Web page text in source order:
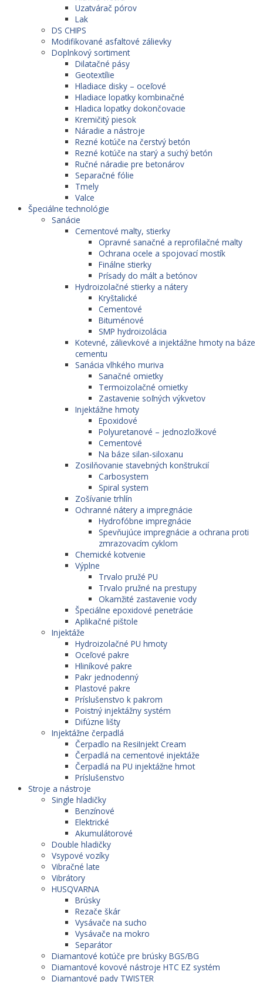
Uzatvárač pórov
Lak
DS CHIPS
Modifikované asfaltové zálievky
Doplnkový sortiment
Dilatačné pásy
Geotextílie
Hladiace disky – oceľové
Hladiace lopatky kombinačné
Hladica lopatky dokončovacie
Kremičitý piesok
Náradie a nástroje
Rezné kotúče na čerstvý betón
Rezné kotúče na starý a suchý betón
Ručné náradie pre betonárov
Separačné fólie
Tmely
Valce
Špeciálne technológie
Sanácie
Cementové malty, stierky
Opravné sanačné a reprofilačné malty
Ochrana ocele a spojovací mostík
Finálne stierky
Prísady do mált a betónov
Hydroizolačné stierky a nátery
Kryštalické
Cementové
Bituménové
SMP hydroizolácia
Kotevné, zálievkové a injektážne hmoty na báze
cementu
Sanácia vlhkého muriva
Sanačné omietky
Termoizolačné omietky
Zastavenie soľných výkvetov
Injektážne hmoty
Epoxidové
Polyuretanové – jednozložkové
Cementové
Na báze silan-siloxanu
Zosilňovanie stavebných konštrukcií
Carbosystem
Spiral system
Zošívanie trhlín
Ochranné nátery a impregnácie
Hydrofóbne impregnácie
Spevňujúce impregnácie a ochrana proti
zmrazovacím cyklom
Chemické kotvenie
Výplne
Trvalo pružé PU
Trvalo pružné na prestupy
Okamžité zastavenie vody
Špeciálne epoxidové penetrácie
Aplikačné pištole
Injektáže
Hydroizolačné PU hmoty
Oceľové pakre
Hliníkové pakre
Pakr jednodenný
Plastové pakre
Príslušenstvo k pakrom
Poistný injektážny systém
Difúzne lišty
Injektážne čerpadlá
Čerpadlo na ResiInjekt Cream
Čerpadlá na cementové injektáže
Čerpadlá na PU injektážne hmot
Príslušenstvo
Stroje a nástroje
Single hladičky
Benzínové
Elektrické
Akumulátorové
Double hladičky
Vsypové vozíky
Vibračné late
Vibrátory
HUSQVARNA
Brúsky
Rezače škár
Vysávače na sucho
Vysávače na mokro
Separátor
Diamantové kotúče pre brúsky BGS/BG
Diamantové kovové nástroje HTC EZ systém
Diamantové pady TWISTER